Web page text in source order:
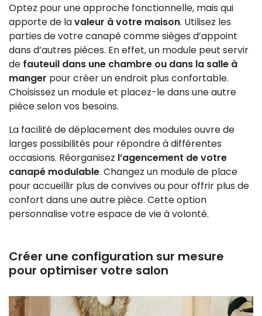
Optez pour une approche fonctionnelle, mais qui
apporte de lavaleur à votre maison. Utilisez les
parties de votre canapé comme sièges d’appoint
dans d’autres pièces. En effet, un module peut servir
de fauteuil dans une chambre ou dans la salle à
manger pour créer un endroit plus confortable.
Choisissez un module et placez-le dans une autre
pièce selon vos besoins.
La facilité de déplacement des modules ouvre de
larges possibilités pour répondre à différentes
occasions. Réorganisez l’agencement de votre
canapé modulable. Changez un module de place
pour accueillir plus de convives ou pour offrir plus de
confort dans une autre pièce. Cette option
personnalise votre espace de vie à volonté.
Créer une configuration sur mesure
pour optimiser votre salon